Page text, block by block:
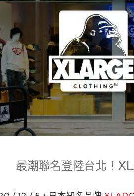
最潮聯名登陸台北！